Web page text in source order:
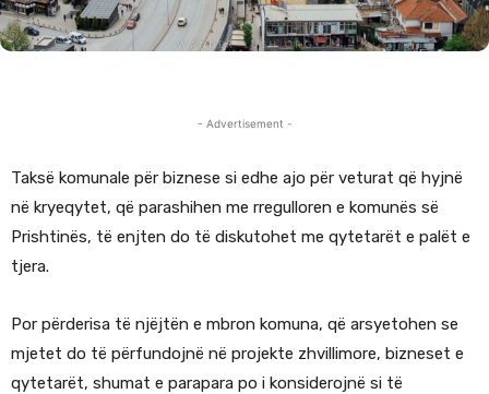
- Advertisement -
Taksë komunale për biznese si edhe ajo për veturat që hyjnë
në kryeqytet, që parashihen me rregulloren e komunës së
Prishtinës, të enjten do të diskutohet me qytetarët e palët e
tjera.
Por përderisa të njëjtën e mbron komuna, që arsyetohen se
mjetet do të përfundojnë në projekte zhvillimore, bizneset e
qytetarët, shumat e parapara po i konsiderojnë si të